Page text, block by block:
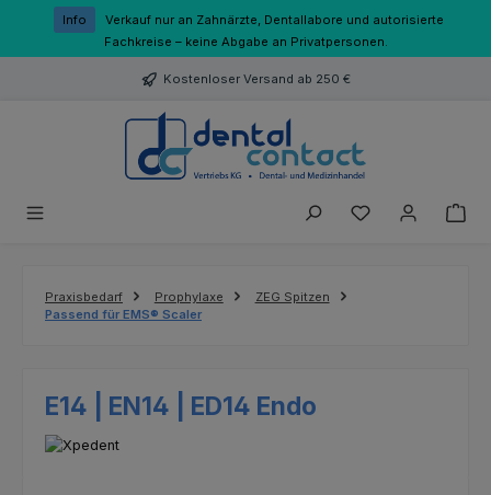
Zum Hauptinhalt springen
Info
Verkauf nur an Zahnärzte, Dentallabore und autorisierte
Fachkreise – keine Abgabe an Privatpersonen.
Kostenloser Versand ab 250 €
Du hast 0
Praxisbedarf Prophylaxe
ZEG Spitzen
Passend für EMS® Scaler
E14 | EN14 | ED14 Endo